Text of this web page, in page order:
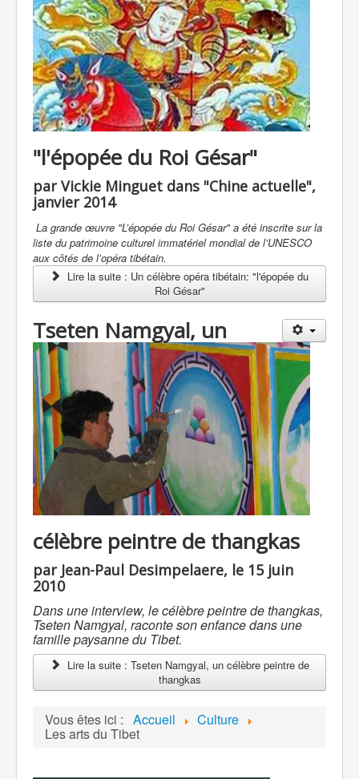
"l'épopée du Roi Gésar"
par Vickie Minguet dans "Chine actuelle",
janvier 2014
La grande œuvre "L’épopée du Roi Gésar" a été inscrite sur la
liste du patrimoine culturel immatériel mondial de l’UNESCO
aux côtés de l’opéra tibétain.
Lire la suite : Un célèbre opéra tibétain: "l'épopée du
Roi Gésar"
Tseten Namgyal, un
célèbre peintre de thangkas
par Jean-Paul Desimpelaere, le 15 juin
2010
Dans une interview, le célèbre peintre de thangkas,
Tseten Namgyal, raconte son enfance dans une
famille paysanne du Tibet.
Lire la suite : Tseten Namgyal, un célèbre peintre de
thangkas
Vous êtes ici : Accueil Culture
Les arts du Tibet